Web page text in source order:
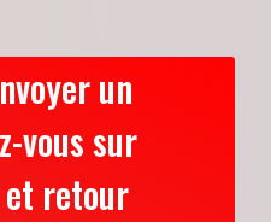
un
vous sur
et retour